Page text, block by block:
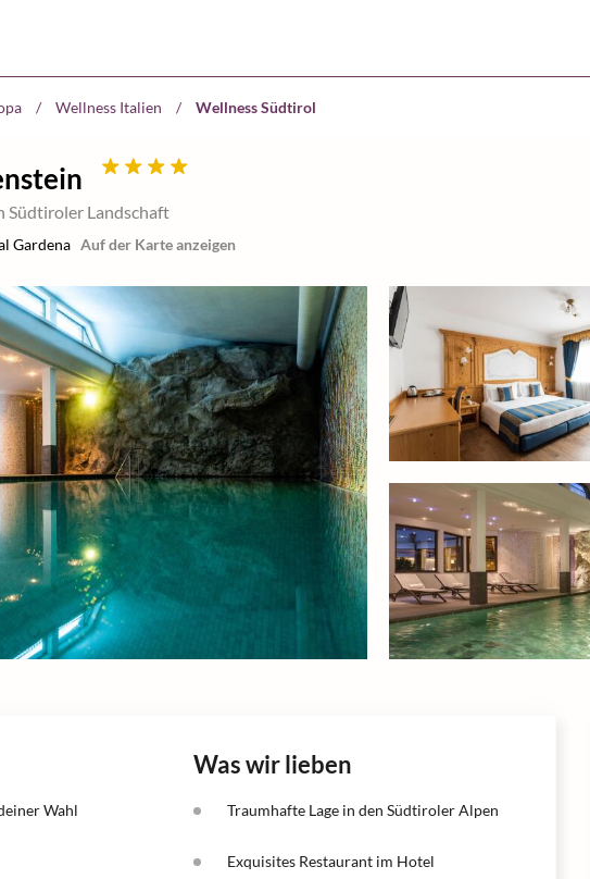
/ Wellness Italien / Wellness Südtirol
Südtiroler Landschaft
Gardena Auf der Karte anzeigen
Wahl
Was wir lieben
Traumhafte Lage in den Südtiroler Alpen
Exquisites Restaurant im Hotel